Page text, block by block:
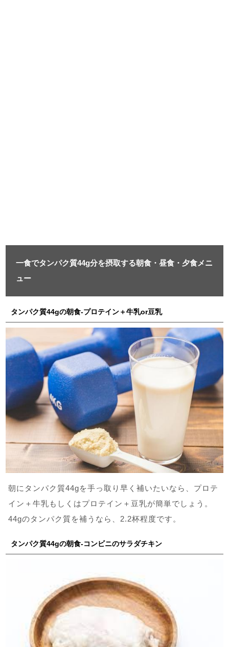
一食でタンパク質44g分を摂取する朝食・昼食・夕食メニ
ュー
タンパク質44gの朝食-プロテイン＋牛乳or豆乳
朝にタンパク質44gを手っ取り早く補いたいなら、プロテ
イン＋牛乳もしくはプロテイン＋豆乳が簡単でしょう。
44gのタンパク質を補うなら、2.2杯程度です。
タンパク質44gの朝食-コンビニのサラダチキン